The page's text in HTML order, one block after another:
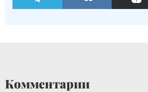
Комментарии